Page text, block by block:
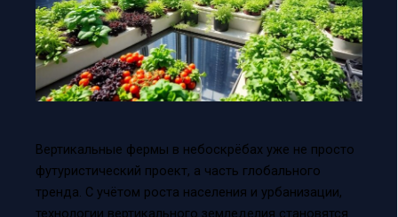
Вертикальные фермы в небоскрёбах уже не просто
футуристический проект, а часть глобального
тренда. С учётом роста населения и урбанизации,
технологии вертикального земледелия становятся